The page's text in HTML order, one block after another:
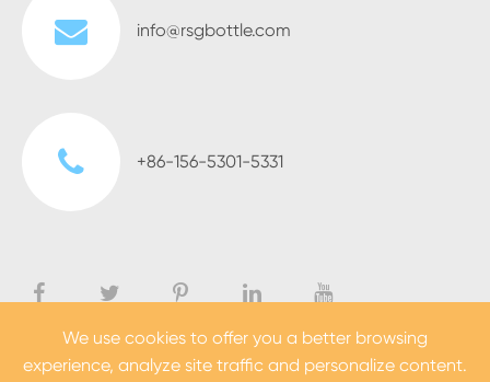
info@rsgbottle.com
+86-156-5301-5331
Derechos DE AUTOR ©Heze Rising Glass Co., Ltd.
We use cookies to offer you a better browsing
experience, analyze site traffic and personalize content.